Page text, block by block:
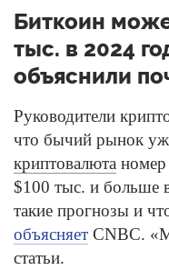
Биткоин
тыс. в 2024
объяснили
Руководители
что бычий рынок
криптовалюта
$100 тыс. и больше
такие прогнозы и
объясняет CNBC.
статьи.